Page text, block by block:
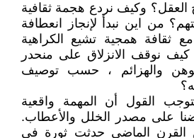
وكيف نردع هجمة ثقافية
من اين نبدأ لإنجاز انعطافة
ثقافة همجية تشيع الكراهية
كيف نوقف الانزلاق على منحدر
والهزائم ، حسب توصيف
القول أن المهمة واقعية
على مصدر الخلل والأعطاب.
القرن الماضي حدثت ثورة في